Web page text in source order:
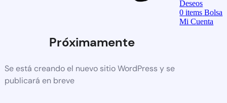
Próximamente
Se está creando el nuevo sitio WordPress y se
publicará en breve
Deseos
0items Bolsa
Mi Cuenta